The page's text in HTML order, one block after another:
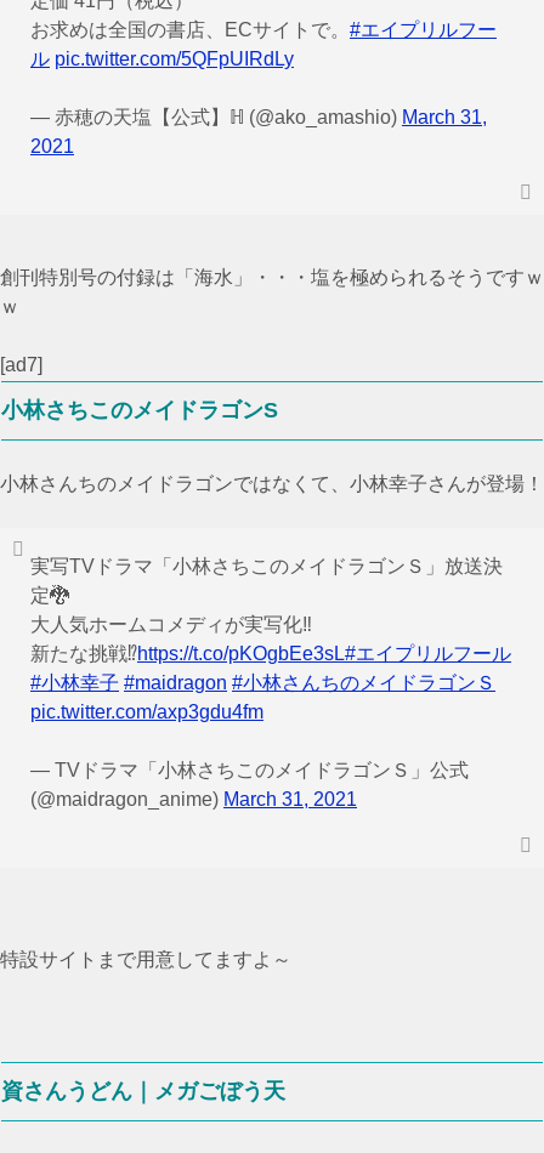
お求めは全国の書店、ECサイトで。 #エイプリルフー
ル pic.twitter.com/5QFpUIRdLy
— 赤穂の天塩【公式】ℍ (@ako_amashio) March 31,
2021
創刊特別号の付録は「海水」・・・塩を極められるそうですｗ
ｗ
[ad7]
小林さちこのメイドラゴンS
小林さんちのメイドラゴンではなくて、小林幸子さんが登場！
実写TVドラマ「小林さちこのメイドラゴンＳ」放送決
定🐉
大人気ホームコメディが実写化‼️
新たな挑戦⁉https://t.co/pKOgbEe3sL#エイプリルフール
#小林幸子 #maidragon #小林さんちのメイドラゴンＳ
pic.twitter.com/axp3gdu4fm
— TVドラマ「小林さちこのメイドラゴンＳ」公式
(@maidragon_anime) March 31, 2021
特設サイトまで用意してますよ～
資さんうどん｜メガごぼう天